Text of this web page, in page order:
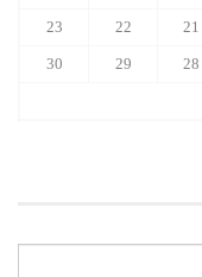
21
22
23
28
29
30